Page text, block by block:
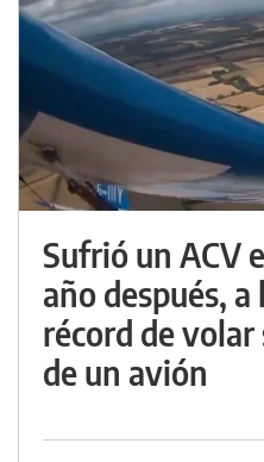
Sufrió un ACV
año después,
récord de volar
de un avión